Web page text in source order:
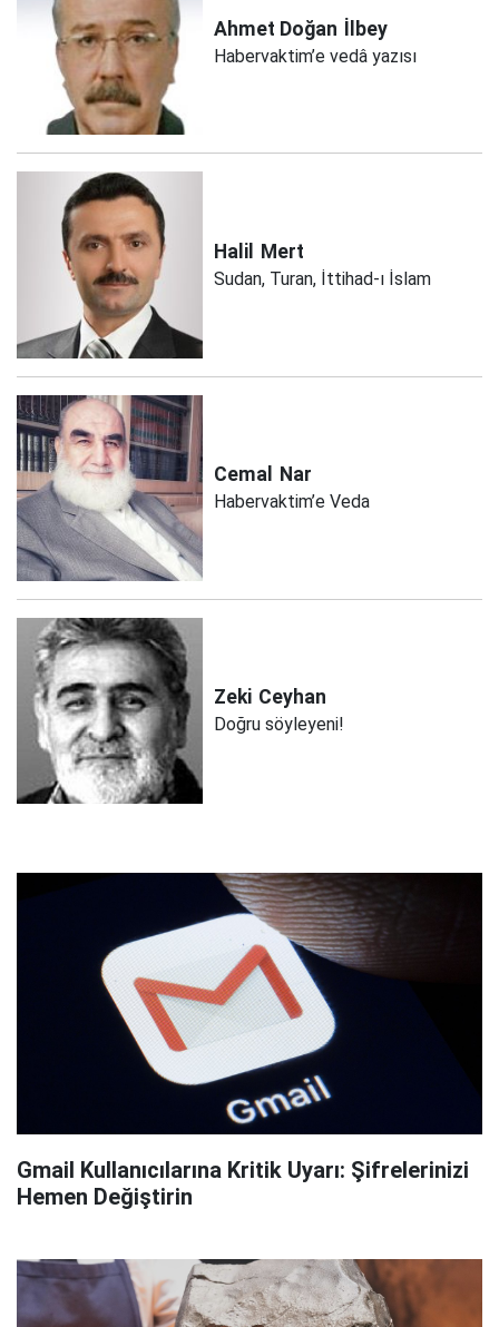
Ahmet Doğan İlbey
Habervaktim’e vedâ yazısı
Halil Mert
Sudan, Turan, İttihad-ı İslam
Cemal Nar
Habervaktim’e Veda
Zeki Ceyhan
Doğru söyleyeni!
Gmail Kullanıcılarına Kritik Uyarı: Şifrelerinizi
Hemen Değiştirin